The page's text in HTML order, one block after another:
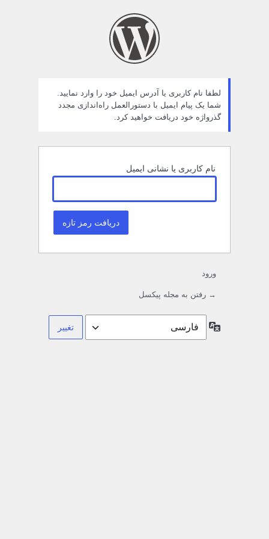
لطفا نام کاربری یا آدرس ایمیل خود را وارد نمایید.
شما یک پیام ایمیل با دستورالعمل راه‌اندازی مجدد
گذرواژه خود دریافت خواهید کرد.
نام کاربری یا نشانی ایمیل
ورود
→ رفتن به مجله پیکسل
زبان